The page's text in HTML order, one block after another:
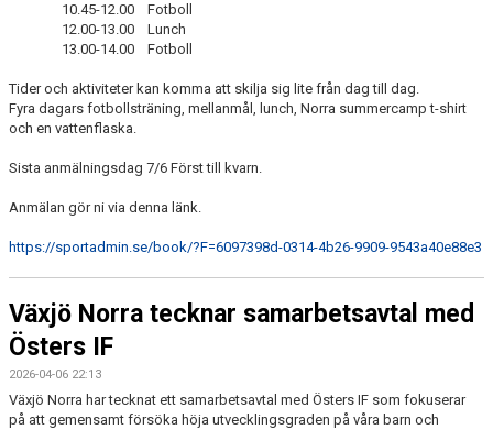
10.45-12.00 Fotboll
12.00-13.00 Lunch
13.00-14.00 Fotboll
Tider och aktiviteter kan komma att skilja sig lite från dag till dag.
Fyra dagars fotbollsträning, mellanmål, lunch, Norra summercamp t-shirt
och en vattenflaska.
Sista anmälningsdag 7/6 Först till kvarn.
Anmälan gör ni via denna länk.
https://sportadmin.se/book/?F=6097398d-0314-4b26-9909-9543a40e88e3
Växjö Norra tecknar samarbetsavtal med
Östers IF
2026-04-06 22:13
Växjö Norra har tecknat ett samarbetsavtal med Östers IF som fokuserar
på att gemensamt försöka höja utvecklingsgraden på våra barn och